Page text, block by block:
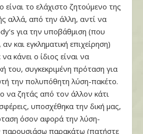
είναι το ελάχιστο ζητούμενο της
αλλά, από την άλλη, αντί να
για την υποβάθμιση (που
και εγκληματική επιχείρηση)
κάνει ο ίδιος είναι να
του, συγκεκριμένη πρόταση για
την πολυπόθητη λύση-πακέτο.
να ζητάς από τον άλλον κάτι
υποσχέθηκα την δική μας,
όσον αφορά την λύση-
παρουσιάσω παρακάτω (πατήστε